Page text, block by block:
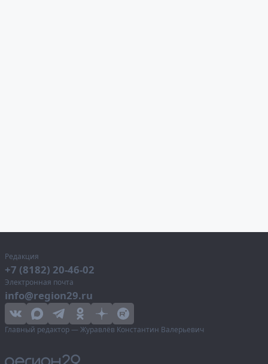
Редакция
+7 (8182) 20-46-02
Электронная почта
info@region29.ru
Главный редактор — Журавлёв Константин Валерьевич